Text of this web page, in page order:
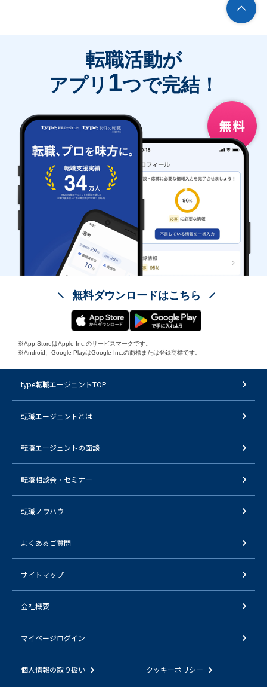
転職活動が
アプリ 1つで完結！
無料ダウンロードはこちら
※App StoreはApple Inc.のサービスマークです。
※Android、Google PlayはGoogle Inc.の商標または登録商標です。
type転職エージェントTOP
転職エージェントとは
転職エージェントの面談
転職相談会・セミナー
転職ノウハウ
よくあるご質問
サイトマップ
会社概要
マイページログイン
個人情報の取り扱い クッキーポリシー